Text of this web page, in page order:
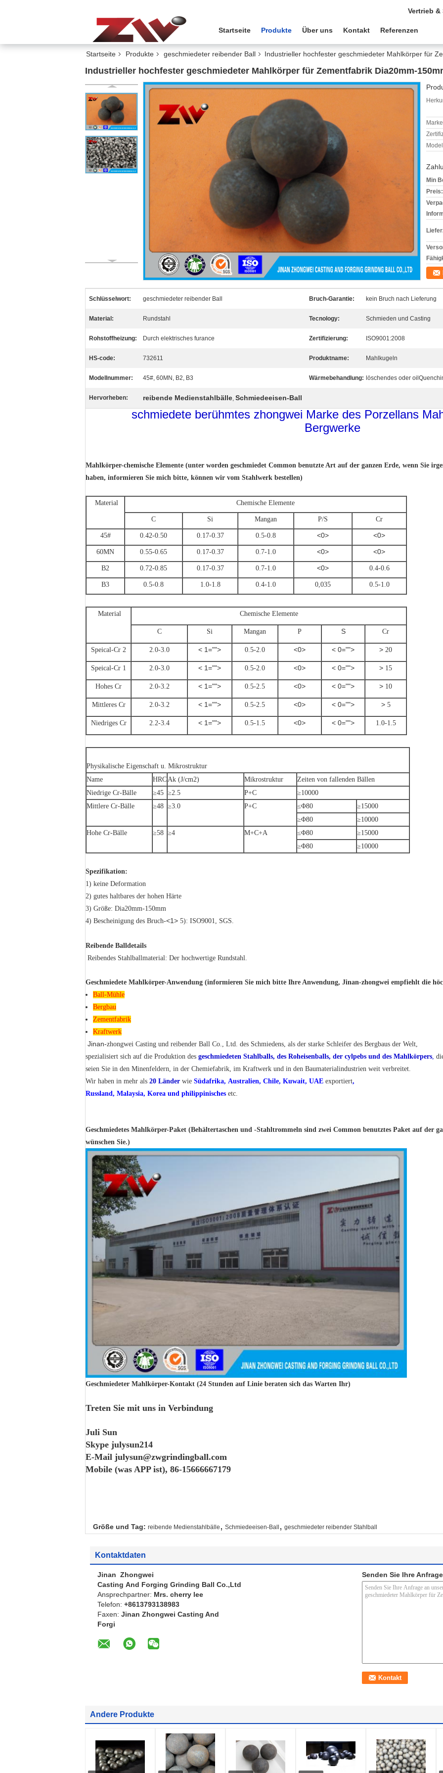
Vertrieb
Startseite Produkte Über uns Kontakt Referenzen
Startseite Produkte geschmiedeter reibender Ball Industrieller hochfester geschmiedeter Mahlkörper für
Industrieller hochfester geschmiedeter Mahlkörper für Zementfabrik Dia20mm-
Min
Preis:
Schlüsselwort: geschmiedeter reibender Ball Bruch-Garantie: kein Bruch nach Lieferung
Material: Rundstahl Tecnology: Schmieden und Casting
Rohstoffheizung: Durch elektrisches furance Zertifizierung: ISO9001:2008
HS-code: 732611 Produktname: Mahlkugeln
Modellnummer: 45#, 60MN, B2, B3 Wärmebehandlung: löschendes oder
Hervorheben: reibende Medienstahlbälle, Schmiedeeisen-Ball
schmiedete berühmtes zhongwei Marke des Porzellans
Bergwerke
Mahlkörper-chemische Elemente (unter worden geschmiedet Common benutzte Art auf der ganzen Erde, wenn Sie
haben, informieren Sie mich bitte, können wir vom Stahlwerk bestellen)
Material Chemische Elemente
C Si Mangan P/S Cr
45# 0.42-0.50 0.17-0.37 0.5-0.8 <0> <0>
60MN 0.55-0.65 0.17-0.37 0.7-1.0 <0> <0>
B2 0.72-0.85 0.17-0.37 0.7-1.0 <0> 0.4-0.6
B3 0.5-0.8 1.0-1.8 0.4-1.0 0,035 0.5-1.0
Material Chemische Elemente
C Si Mangan P S Cr
Speical-Cr 2 2.0-3.0 < 1=""> 0.5-2.0 <0> < 0=""> > 20
Speical-Cr 1 2.0-3.0 < 1=""> 0.5-2.0 <0> < 0=""> > 15
Hohes Cr 2.0-3.2 < 1=""> 0.5-2.5 <0> < 0=""> > 10
Mittleres Cr 2.0-3.2 < 1=""> 0.5-2.5 <0> < 0=""> > 5
Niedriges Cr 2.2-3.4 < 1=""> 0.5-1.5 <0> < 0=""> 1.0-1.5
Physikalische Eigenschaft u. Mikrostruktur
Name
HRCAk (J/cm2) Mikrostruktur
Zeiten von fallenden Bällen
Niedrige Cr-Bälle
≥45 ≥2.5 P+C
≥10000
Mittlere Cr-Bälle
≥48 ≥3.0 P+C ≤Φ80
≥15000
≥Φ80
≥10000
Hohe Cr-Bälle
≥58 ≥4 M+C+A ≤Φ80
≥15000
≥Φ80
≥10000
Spezifikation:
1) keine Deformation
2) gutes haltbares der hohen Härte
3) Größe: Dia20mm-150mm
4) Bescheinigung des Bruch-<1> 5): ISO9001, SGS.
Reibende Balldetails
Reibendes Stahlballmaterial: Der hochwertige Rundstahl.
Geschmiedete Mahlkörper-Anwendung (informieren Sie mich bitte Ihre Anwendung, Jinan-zhongwei empfiehlt die
Ball-Mühle
Bergbau
Zementfabrik
Kraftwerk
Jinan-zhongwei Casting und reibender Ball Co., Ltd. des Schmiedens, als der starke Schleifer des Bergbaus der Welt,
spezialisiert sich auf die Produktion des geschmiedeten Stahlballs, des Roheisenballs, der cylpebs und des Mahlkörpers,
seien Sie in den Minenfeldern, in der Chemiefabrik, im Kraftwerk und in den Baumaterialindustrien weit verbreitet.
Wir haben in mehr als 20 Länder wie Südafrika, Australien, Chile, Kuwait, UAE exportiert,
Russland, Malaysia, Korea und philippinisches etc.
Geschmiedetes Mahlkörper-Paket (Behältertaschen und -Stahltrommeln sind zwei Common benutztes Paket auf der
wünschen Sie.)
Geschmiedeter Mahlkörper-Kontakt (24 Stunden auf Linie beraten sich das Warten Ihr)
Treten Sie mit uns in Verbindung
Juli Sun
Skype julysun214
E-Mail julysun@zwgrindingball.com
Mobile (was APP ist), 86-15666667179
Größe und Tag: reibende Medienstahlbälle , Schmiedeeisen-Ball , geschmiedeter reibender Stahlball
Kontaktdaten
Jinan Zhongwei
Casting And Forging Grinding Ball Co.,Ltd
Ansprechpartner: Mrs. cherry lee
Telefon: +8613793138983
Faxen: Jinan Zhongwei Casting And
Forgi
Senden Sie Ihre
Andere Produkte